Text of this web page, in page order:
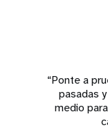
“Ponte a
pasadas
medio